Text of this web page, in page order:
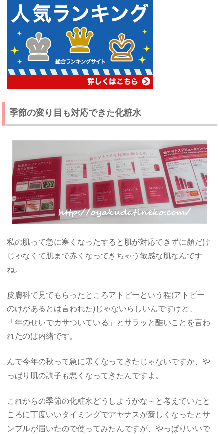
季節の変り目も対応できた化粧水
私の肌って急に寒くなったすると肌が対応できずに顏だけ
じゃなくて肌まで赤くなってきちゃう敏感な肌なんです
ね。
皮膚科で見てもらったところアトピーという程(アトピー
のけがあるとは言われた)じゃないらしいんですけど、
「年のせいでカサついている」とサラッと酷いことを言わ
れたのは内緒です。
んで今年の秋って急に寒くなってきたじゃないですか、や
っぱり肌の調子も悪くなってきたんですよ。
これからの季節の化粧水どうしようかな～と考えていたと
ころに丁度いいタイミングでアヤナスが新しくなったとサ
ンプルが届いたので使ってみたんですが、やっぱりいいで